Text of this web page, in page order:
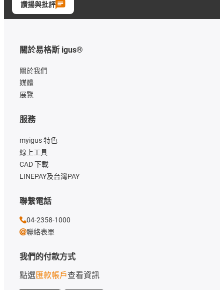
讚揚與批評
關於易格斯 igus®
關於我們
媒體
展覽
我們的付款方式
點選匯款帳戶查看資訊
服務
myigus 特色
線上工具
CAD 下載
LINEPAY及台灣PAY
聯繫電話
04-2358-1000
聯絡表單